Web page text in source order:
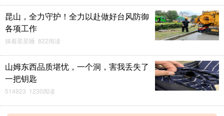
昆山，全力守护！全力以赴做好台风防御
各项工作
揣着星星睡 822阅读
山姆东西品质堪忧，一个洞，害我丢失了
一把钥匙
514923 1230阅读